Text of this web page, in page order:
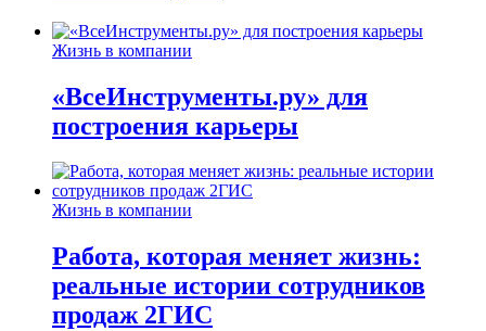
Жизнь в компании
«ВсеИнструменты.ру» для
построения карьеры
Жизнь в компании
Работа, которая меняет жизнь:
реальные истории сотрудников
продаж 2ГИС